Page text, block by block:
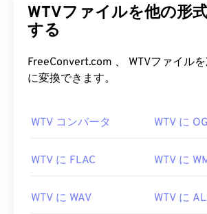
WTVファイルを他の形
する
FreeConvert.com 、 WTVファイルを次の他の形式
に変換できます。
WTV コンバータ WTV に
WTV に FLAC WTV に
WTV に WAV WTV に